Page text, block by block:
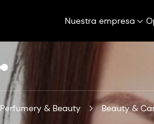
Nuestra empresa
Perfumery & Beauty Beauty &